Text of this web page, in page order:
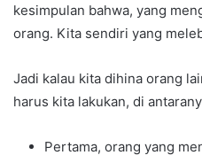
kesimpulan bahwa, yang
orang. Kita sendiri yang
Jadi kalau kita dihina orang
harus kita lakukan, di
Pertama, orang yang